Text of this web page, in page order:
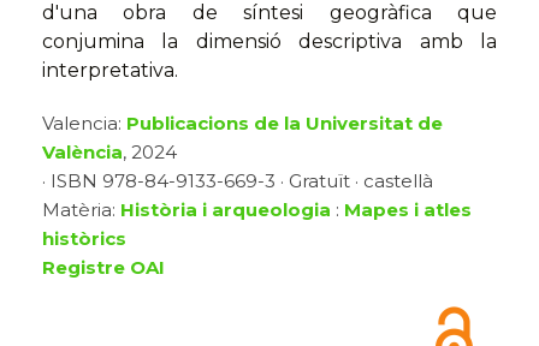
d'una obra de síntesi geogràfica que
conjumina la dimensió descriptiva amb la
interpretativa.
Valencia: Publicacions de la Universitat de
València, 2024
· ISBN 978-84-9133-669-3 · Gratuït · castellà
Matèria: Història i arqueologia : Mapes i atles
històrics
Registre OAI